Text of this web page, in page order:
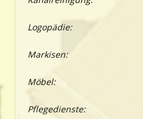
Logopädie:
Markisen:
Möbel:
Pflegedienste: